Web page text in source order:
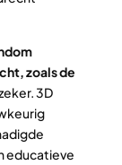
zoals de
3D
educatieve